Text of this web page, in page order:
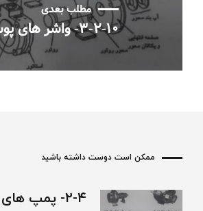
مطلب بعدی
۳-۲-۱۰- واشر های پوسته
ممکن است دوست داشته باشید
۲-۴- پمپ های روغن داغ